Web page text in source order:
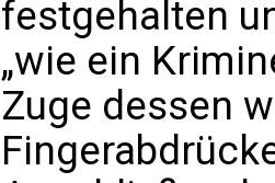
festgehalten
„wie ein
Zuge dessen